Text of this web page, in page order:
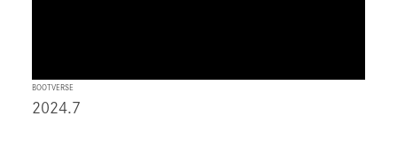
BOOTVERSE
2024.7